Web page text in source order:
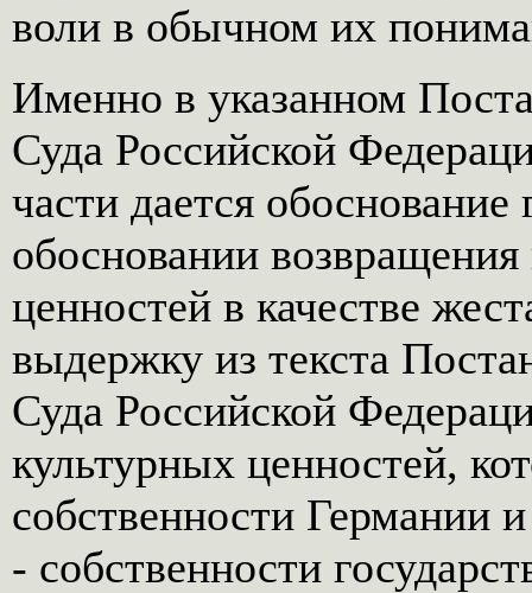
воли в обычном их
Именно в указанном
Суда Российской
части дается обоснование
обосновании
ценностей в качестве
выдержку из текста
Суда Российской
культурных ценностей,
собственности Германии
- собственности